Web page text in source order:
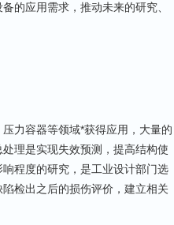
的应用需求，推动未来的研究、
力容器等领域*获得应用，大量的
理是实现失效预测，提高结构使
程度的研究，是工业设计部门选
检出之后的损伤评价，建立相关